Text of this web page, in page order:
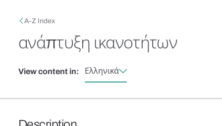
Breadcrumb
A-Z Index
ανάπτυξη ικανοτήτων
View content in: Ελληνικά